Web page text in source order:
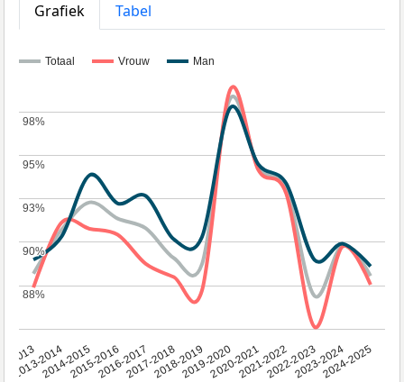
Grafiek
Tabel
Totaal Vrouw Man
2013
2013-2014
2014-20152015-20162016-20172017-20182018-20192019-20202020-20212021-20222022-20232023-20242024-2025
88%
88%
90%
90%
93%
93%
95%
95%
98%
98%